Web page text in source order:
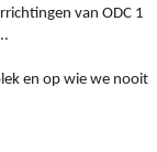
van ODC 1
en op wie we nooit